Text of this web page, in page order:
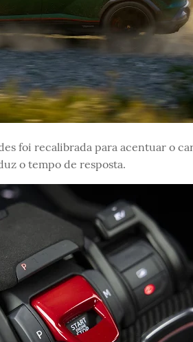
foi recalibrada para acentuar o
o tempo de resposta.